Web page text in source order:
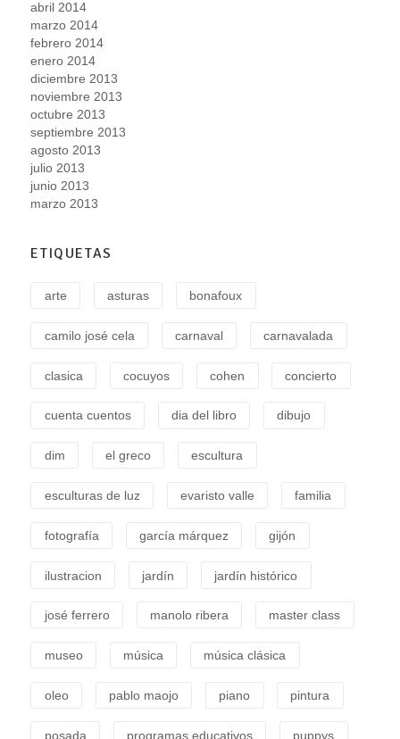
abril 2014
marzo 2014
febrero 2014
enero 2014
diciembre 2013
noviembre 2013
octubre 2013
septiembre 2013
agosto 2013
julio 2013
junio 2013
marzo 2013
ETIQUETAS
arte asturas bonafoux
camilo josé cela carnaval carnavalada
clasica cocuyos cohen concierto
cuenta cuentos dia del libro dibujo
dim el greco escultura
esculturas de luz evaristo valle familia
fotografía garcía márquez gijón
ilustracion jardín jardín histórico
josé ferrero manolo ribera master class
museo música música clásica
oleo pablo maojo piano pintura
posada programas educativos puppys